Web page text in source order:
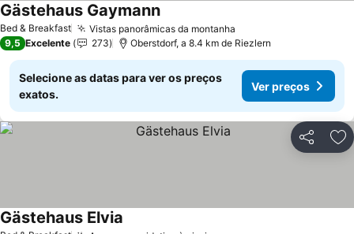
Bed & Breakfast Vistas panorâmicas da montanha
Gästehaus GaymannVer preços
9,5 Excelente 273 Oberstdorf, a 8.4 km de Riezlern
Selecione as datas para ver os preços
exatos.
Ver preços
Partilhar
Gästehaus Elvia